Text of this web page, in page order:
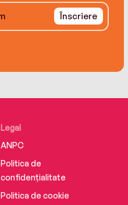
Înscriere
Legal
ANPC
Politica de
confidențialitate
Politica de cookie